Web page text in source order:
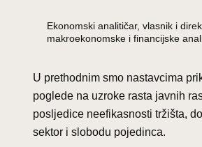
Ekonomski analitičar, vlasnik i
makroekonomske i financijske
U prethodnim smo nastavcima
poglede na uzroke rasta javnih
posljedice neefikasnosti tržišta,
sektor i slobodu pojedinca.